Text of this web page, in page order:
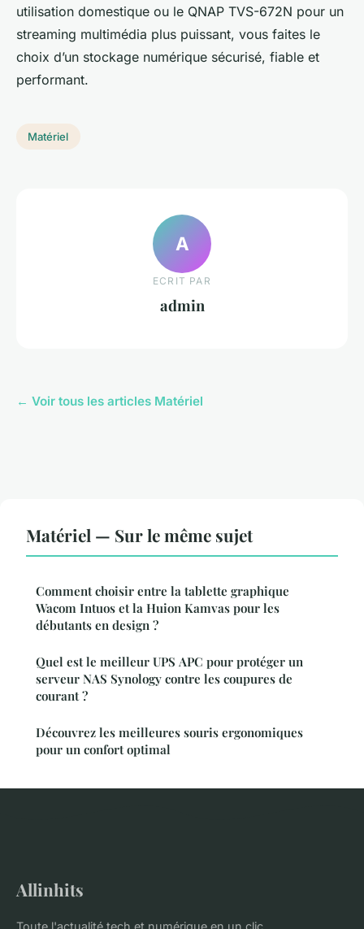
utilisation domestique ou le QNAP TVS-672N pour un
streaming multimédia plus puissant, vous faites le
choix d’un stockage numérique sécurisé, fiable et
performant.
Matériel
A
ECRIT PAR
admin
← Voir tous les articles Matériel
Matériel — Sur le même sujet
Comment choisir entre la tablette graphique
Wacom Intuos et la Huion Kamvas pour les
débutants en design ?
Quel est le meilleur UPS APC pour protéger un
serveur NAS Synology contre les coupures de
courant ?
Découvrez les meilleures souris ergonomiques
pour un confort optimal
Allinhits
Toute l'actualité tech et numérique en un clic